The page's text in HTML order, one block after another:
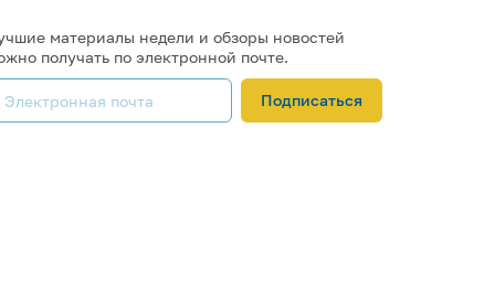
материалы недели и обзоры новостей
получать по электронной почте.
Подписаться